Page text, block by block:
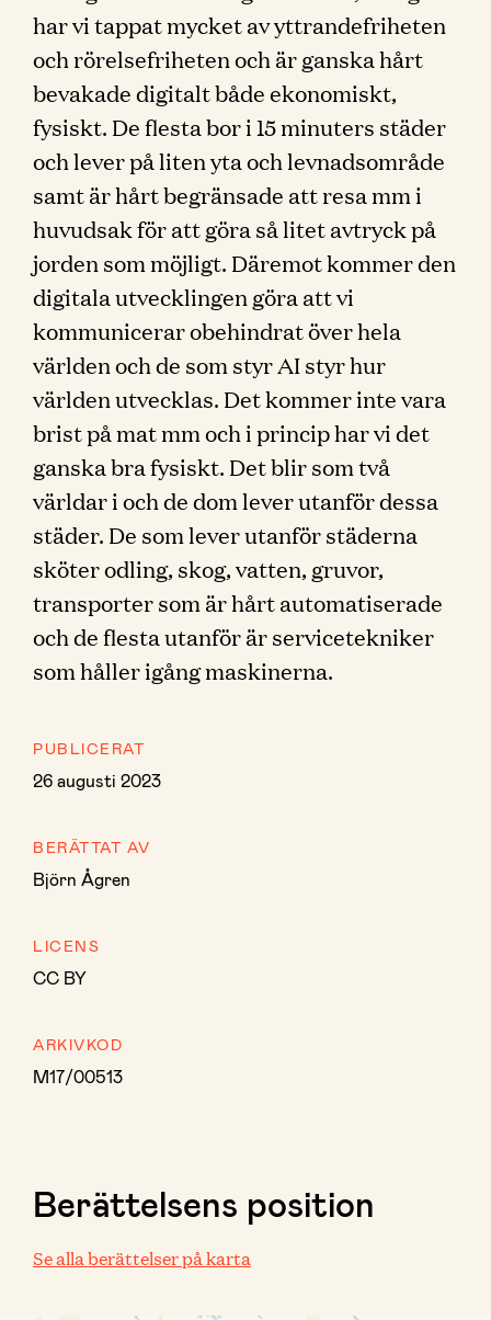
har vi tappat mycket av yttrandefriheten
och rörelsefriheten och är ganska hårt
bevakade digitalt både ekonomiskt,
fysiskt. De flesta bor i 15 minuters städer
och lever på liten yta och levnadsområde
samt är hårt begränsade att resa mm i
huvudsak för att göra så litet avtryck på
jorden som möjligt. Däremot kommer den
digitala utvecklingen göra att vi
kommunicerar obehindrat över hela
världen och de som styr AI styr hur
världen utvecklas. Det kommer inte vara
brist på mat mm och i princip har vi det
ganska bra fysiskt. Det blir som två
världar i och de dom lever utanför dessa
städer. De som lever utanför städerna
sköter odling, skog, vatten, gruvor,
transporter som är hårt automatiserade
och de flesta utanför är servicetekniker
som håller igång maskinerna.
PUBLICERAT
26 augusti 2023
BERÄTTAT AV
Björn Ågren
LICENS
CC BY
ARKIVKOD
M17/00513
Berättelsens position
Se alla berättelser på karta